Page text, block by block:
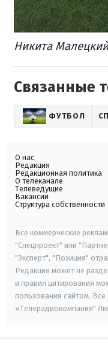
Никита Малецкий
Связанные
ФУТБОЛ
О нас
Редакция
Редакционная политика
О телеканале
Телеведущие
Вакансии
Структура собственности
Все коммерческие
"Спецпроект" или
"Эксперт", "Позиция"
Редакция может не
и правил цитирования
пользования сайтом.
«Телерадиокомпания"